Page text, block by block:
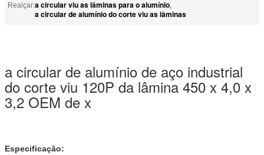
Realçar:a circular viu as lâminas para o alumínio,
a circular de alumínio do corte viu as lâminas
a circular de alumínio de aço industrial
do corte viu 120P da lâmina 450 x 4,0 x
3,2 OEM de x
Especificação: